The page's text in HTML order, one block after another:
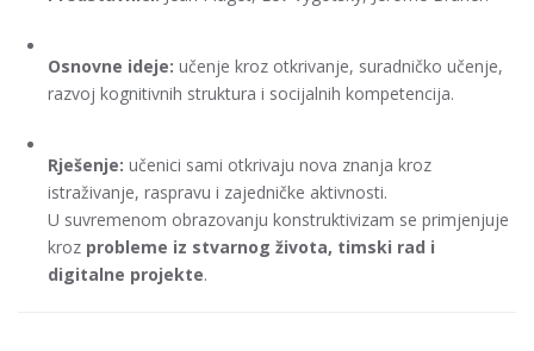
Osnovne ideje: učenje kroz otkrivanje, suradničko učenje,
razvoj kognitivnih struktura i socijalnih kompetencija.
Rješenje: učenici sami otkrivaju nova znanja kroz
istraživanje, raspravu i zajedničke aktivnosti.
U suvremenom obrazovanju konstruktivizam se primjenjuje
kroz probleme iz stvarnog života, timski rad i
digitalne projekte.